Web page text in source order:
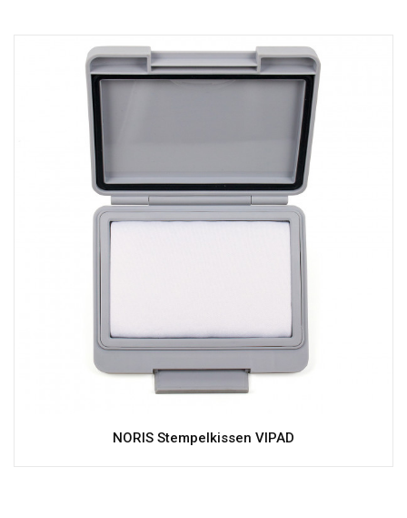
NORIS Stempelkissen VIPAD